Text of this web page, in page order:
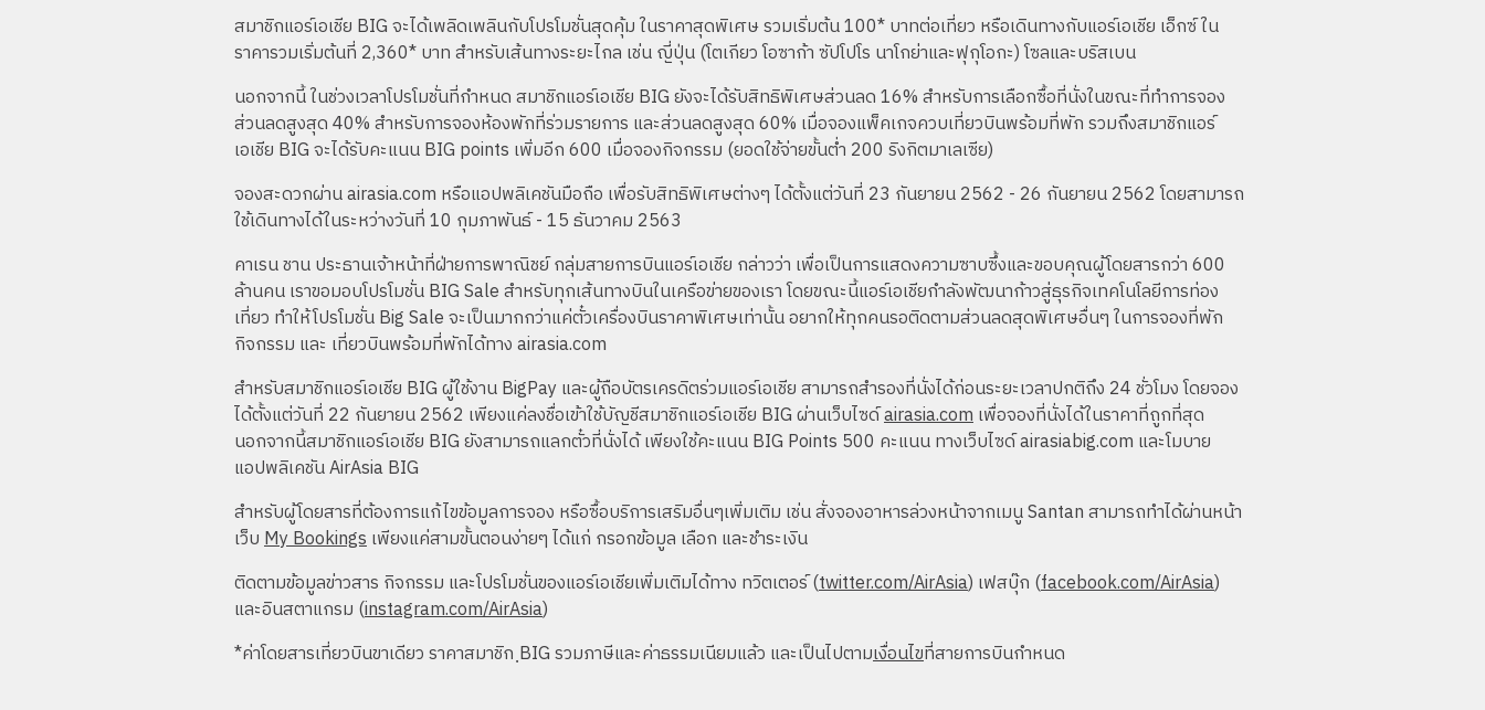
สมาชิกแอร์เอเชีย BIG จะได้เพลิดเพลินกับโปรโมชั่นสุดคุ้ม ในราคาสุดพิเศษ รวมเริ่มต้น 100* บาทต่อเที่ยว หรือเดินทางกับแอร์เอเชีย เอ็กซ์ ใน
ราคารวมเริ่มต้นที่ 2,360* บาท สำหรับเส้นทางระยะไกล เช่น ญี่ปุ่น (โตเกียว โอซาก้า ซัปโปโร นาโกย่าและฟุกุโอกะ) โซลและบริสเบน
นอกจากนี้ ในช่วงเวลาโปรโมชั่นที่กำหนด สมาชิกแอร์เอเชีย BIG ยังจะได้รับสิทธิพิเศษส่วนลด 16% สำหรับการเลือกซื้อที่นั่งในขณะที่ทำการจอง
ส่วนลดสูงสุด 40% สำหรับการจองห้องพักที่ร่วมรายการ และส่วนลดสูงสุด 60% เมื่อจองแพ็คเกจควบเที่ยวบินพร้อมที่พัก รวมถึงสมาชิกแอร์
เอเชีย BIG จะได้รับคะแนน BIG points เพิ่มอีก 600 เมื่อจองกิจกรรม (ยอดใช้จ่ายขั้นต่ำ 200 ริงกิตมาเลเซีย)
จองสะดวกผ่าน airasia.com หรือแอปพลิเคชันมือถือ เพื่อรับสิทธิพิเศษต่างๆ ได้ตั้งแต่วันที่ 23 กันยายน 2562 - 26 กันยายน 2562 โดยสามารถ
ใช้เดินทางได้ในระหว่างวันที่ 10 กุมภาพันธ์ - 15 ธันวาคม 2563
คาเรน ชาน ประธานเจ้าหน้าที่ฝ่ายการพาณิชย์ กลุ่มสายการบินแอร์เอเชีย กล่าวว่า เพื่อเป็นการแสดงความซาบซึ้งและขอบคุณผู้โดยสารกว่า 600
ล้านคน เราขอมอบโปรโมชั่น BIG Sale สำหรับทุกเส้นทางบินในเครือข่ายของเรา โดยขณะนี้แอร์เอเชียกำลังพัฒนาก้าวสู่ธุรกิจเทคโนโลยีการท่อง
เที่ยว ทำให้โปรโมชั่น Big Sale จะเป็นมากกว่าแค่ตั๋วเครื่องบินราคาพิเศษเท่านั้น อยากให้ทุกคนรอติดตามส่วนลดสุดพิเศษอื่นๆ ในการจองที่พัก
กิจกรรม และ เที่ยวบินพร้อมที่พักได้ทาง airasia.com
สำหรับสมาชิกแอร์เอเชีย BIG ผู้ใช้งาน BigPay และผู้ถือบัตรเครดิตร่วมแอร์เอเชีย สามารถสำรองที่นั่งได้ก่อนระยะเวลาปกติถึง 24 ชั่วโมง โดยจอง
ได้ตั้งแต่วันที่ 22 กันยายน 2562 เพียงแค่ลงชื่อเข้าใช้บัญชีสมาชิกแอร์เอเชีย BIG ผ่านเว็บไซด์airasia.comเพื่อจองที่นั่งได้ในราคาที่ถูกที่สุด
นอกจากนี้สมาชิกแอร์เอเชีย BIG ยังสามารถแลกตั๋วที่นั่งได้ เพียงใช้คะแนน BIG Points 500 คะแนน ทางเว็บไซด์ airasiabig.com และโมบาย
แอปพลิเคชัน AirAsia BIG
สำหรับผู้โดยสารที่ต้องการแก้ไขข้อมูลการจอง หรือซื้อบริการเสริมอื่นๆเพิ่มเติม เช่น สั่งจองอาหารล่วงหน้าจากเมนู Santan สามารถทำได้ผ่านหน้า
เว็บMy Bookingsเพียงแค่สามขั้นตอนง่ายๆ ได้แก่ กรอกข้อมูล เลือก และชำระเงิน
ติดตามข้อมูลข่าวสาร กิจกรรม และโปรโมชั่นของแอร์เอเชียเพิ่มเติมได้ทาง ทวิตเตอร์ (twitter.com/AirAsia) เฟสบุ๊ก (facebook.com/AirAsia)
และอินสตาแกรม (instagram.com/AirAsia)
*ค่าโดยสารเที่ยวบินขาเดียว ราคาสมาชิก ฺBIG รวมภาษีและค่าธรรมเนียมแล้ว และเป็นไปตามเงื่อนไขที่สายการบินกำหนด